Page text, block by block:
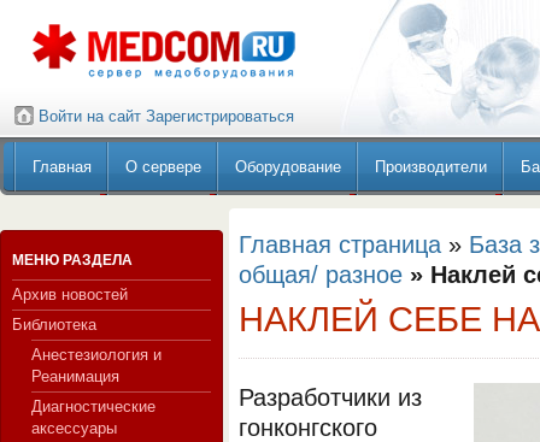
Войти на сайт Зарегистрироваться
Главная О сервере Оборудование Производители
МЕНЮ РАЗДЕЛА
Архив новостей
Библиотека
Анестезиология и
Реанимация
Диагностические
аксессуары
Главная страница » База
общая/ разное » Наклей
НАКЛЕЙ СЕБЕ
Разработчики из
гонконгского